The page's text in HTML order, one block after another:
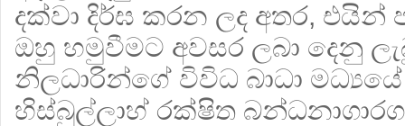
දක්වා දිර්ඝ කරන ලද අතර,
ඔහු හමුවීමට අවසර ලබා දෙනු
නිලධාරින්ගේ විවිධ බාධා
හිස්බුල්ලාහ් රක්ෂිත